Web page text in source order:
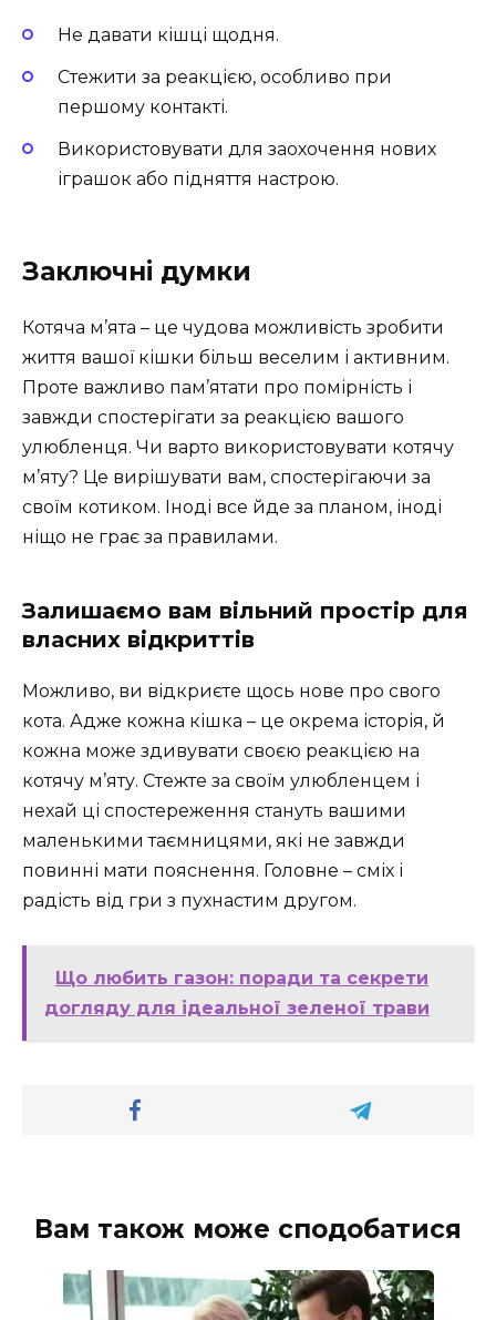
Не давати кішці щодня.
Стежити за реакцією, особливо при
першому контакті.
Використовувати для заохочення нових
іграшок або підняття настрою.
Заключні думки
Котяча м’ята – це чудова можливість зробити
життя вашої кішки більш веселим і активним.
Проте важливо пам’ятати про помірність і
завжди спостерігати за реакцією вашого
улюбленця. Чи варто використовувати котячу
м’яту? Це вирішувати вам, спостерігаючи за
своїм котиком. Іноді все йде за планом, іноді
ніщо не грає за правилами.
Залишаємо вам вільний простір для
власних відкриттів
Можливо, ви відкриєте щось нове про свого
кота. Адже кожна кішка – це окрема історія, й
кожна може здивувати своєю реакцією на
котячу м’яту. Стежте за своїм улюбленцем і
нехай ці спостереження стануть вашими
маленькими таємницями, які не завжди
повинні мати пояснення. Головне – сміх і
радість від гри з пухнастим другом.
Що любить газон: поради та секрети
догляду для ідеальної зеленої трави
Вам також може сподобатися